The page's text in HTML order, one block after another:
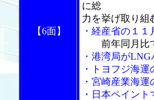
【6面】
に総
力を挙げ取り組
・経産省の１
前年同月比
・港湾局が
・トヨフジ海
・宮崎産業海
・日本ペイン